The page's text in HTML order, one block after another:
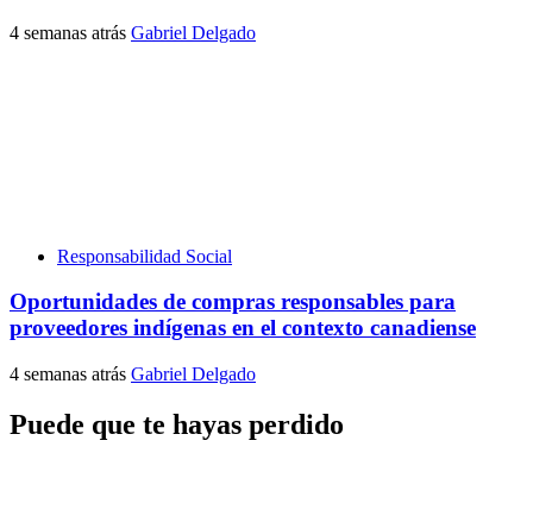
4 semanas atrás Gabriel Delgado
Responsabilidad Social
Oportunidades de compras responsables para
proveedores indígenas en el contexto canadiense
4 semanas atrás Gabriel Delgado
Puede que te hayas perdido